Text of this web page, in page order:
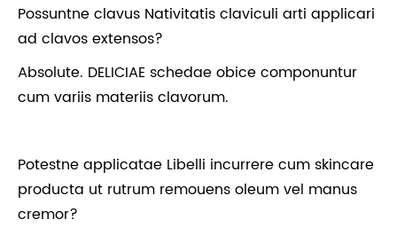
Possuntne clavus Nativitatis claviculi arti applicari
ad clavos extensos?
Absolute. DELICIAE schedae obice componuntur
cum variis materiis clavorum.
Potestne applicatae Libelli incurrere cum skincare
producta ut rutrum remouens oleum vel manus
cremor?